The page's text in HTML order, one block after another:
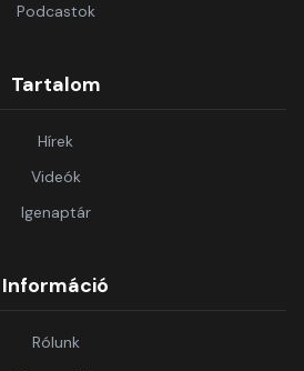
Podcastok
Tartalom
Hírek
Videók
Igenaptár
Információ
Rólunk